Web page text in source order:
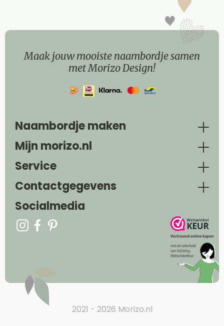
Maak jouw mooiste naambordje samen
met Morizo Design!
Naambordje maken
Mijn morizo.nl
Service
Contactgegevens
Socialmedia
2021 - 2026 Morizo.nl